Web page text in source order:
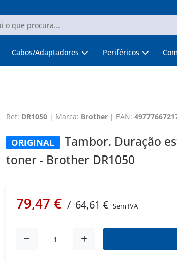
Cabos/Adaptadores Periféricos
Ref: DR1050| Marca: Brother| EAN:
ORIGINAL
Tambor. Duração
toner - Brother DR1050
79,47 € / 64,61 € Sem IVA